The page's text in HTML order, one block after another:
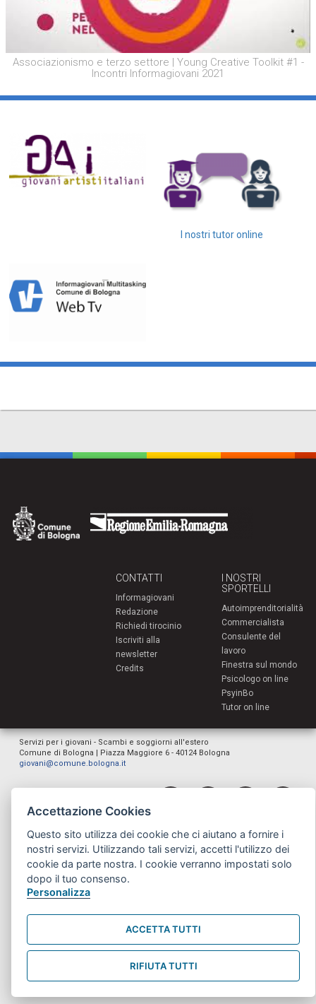
Associazionismo e terzo settore | Young Creative Toolkit #1 -
Incontri Informagiovani 2021
I nostri tutor online
CONTATTI
Informagiovani
Redazione
Richiedi tirocinio
Iscriviti alla
newsletter
Credits
I NOSTRI
SPORTELLI
Autoimprenditorialità
Commercialista
Consulente del
lavoro
Finestra sul mondo
Psicologo on line
PsyinBo
Tutor on line
Servizi per i giovani - Scambi e soggiorni all'estero
Comune di Bologna | Piazza Maggiore 6 - 40124 Bologna
giovani@comune.bologna.it
Accettazione Cookies
Questo sito utilizza dei cookie che ci aiutano a fornire i
nostri servizi. Utilizzando tali servizi, accetti l'utilizzo dei
cookie da parte nostra. I cookie verranno impostati solo
dopo il tuo consenso.
Personalizza
ACCETTA TUTTI
RIFIUTA TUTTI